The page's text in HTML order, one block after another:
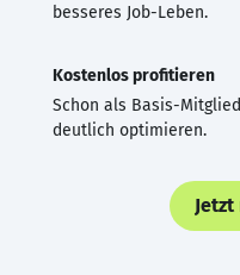
besseres Job-Leben.
Kostenlos profitieren
Schon als Basis-
deutlich optimieren.